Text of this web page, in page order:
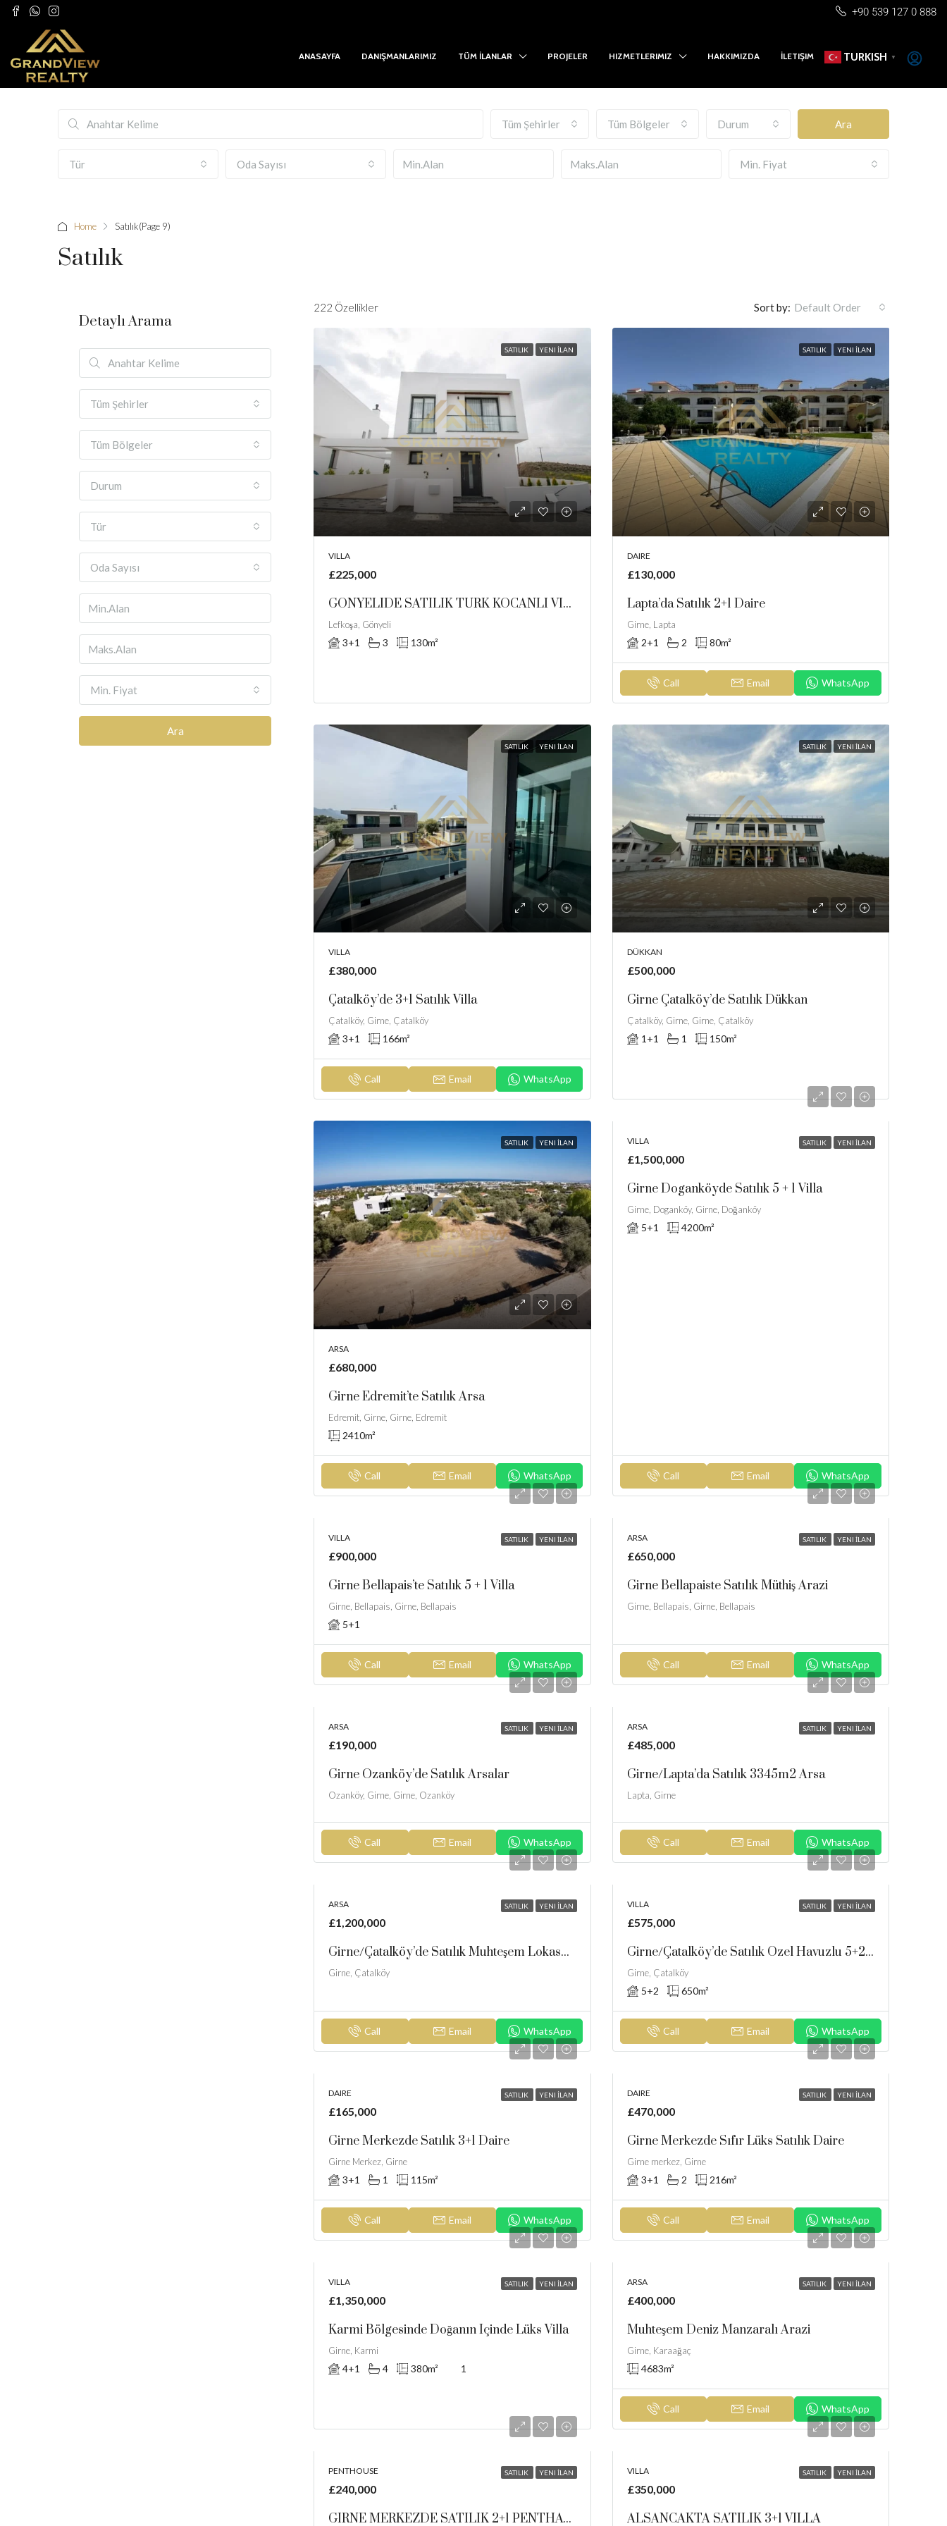
+90 539 127 0 888
ANASAYFA DANIŞMANLARIMIZ TÜM İLANLAR PROJELER HIZMETLERIMIZ HAKKIMIZDA İLETIŞIM TURKISH ▼
Tüm Şehirler Tüm Bölgeler Durum Ara
Tür Oda Sayısı Min. Fiyat
Home Satılık(Page 9)
Satılık
222 Özellikler Sort by: Default Order
SATILIK YENI İLAN
VILLA
£225,000
GONYELIDE SATILIK TURK KOCANLI VILLALAR
Lefkoşa, Gönyeli
3+1 3 130m²
SATILIK YENI İLAN
DAIRE
£130,000
Lapta’da Satılık 2+1 Daire
Girne, Lapta
2+1 2 80m²
Call Email WhatsApp
SATILIK YENI İLAN
VILLA
£380,000
Çatalköy’de 3+1 Satılık Villa
Çatalköy, Girne, Çatalköy
3+1 166m²
Call Email WhatsApp
SATILIK YENI İLAN
DÜKKAN
£500,000
Girne Çatalköy’de Satılık Dükkan
Çatalköy, Girne, Girne, Çatalköy
1+1 1 150m²
SATILIK YENI İLAN
ARSA
£680,000
Girne Edremit’te Satılık Arsa
Edremit, Girne, Girne, Edremit
2410m²
Call Email WhatsApp
SATILIK YENI İLAN
VILLA
£1,500,000
Girne Doganköyde Satılık 5 + 1 Villa
Girne, Doganköy, Girne, Doğanköy
5+1 4200m²
Call Email WhatsApp
SATILIK YENI İLAN
VILLA
£900,000
Girne Bellapais’te Satılık 5 + 1 Villa
Girne, Bellapais, Girne, Bellapais
5+1
Call Email WhatsApp
SATILIK YENI İLAN
ARSA
£650,000
Girne Bellapaiste Satılık Müthiş Arazi
Girne, Bellapais, Girne, Bellapais
Call Email WhatsApp
SATILIK YENI İLAN
ARSA
£190,000
Girne Ozanköy’de Satılık Arsalar
Ozanköy, Girne, Girne, Ozanköy
Call Email WhatsApp
SATILIK YENI İLAN
ARSA
£485,000
Girne/Lapta’da Satılık 3345m2 Arsa
Lapta, Girne
Call Email WhatsApp
SATILIK YENI İLAN
ARSA
£1,200,000
Girne/Çatalköy’de Satılık Muhteşem Lokasyon Satılık 6 Dönüm Arazi
Girne, Çatalköy
Call Email WhatsApp
SATILIK YENI İLAN
VILLA
£575,000
Girne/Çatalköy’de Satılık Özel Havuzlu 5+2 Villa
Girne, Çatalköy
5+2 650m²
Call Email WhatsApp
SATILIK YENI İLAN
DAIRE
£165,000
Girne Merkezde Satılık 3+1 Daire
Girne Merkez, Girne
3+1 1 115m²
Call Email WhatsApp
SATILIK YENI İLAN
DAIRE
£470,000
Girne Merkezde Sıfır Lüks Satılık Daire
Girne merkez, Girne
3+1 2 216m²
Call Email WhatsApp
SATILIK YENI İLAN
VILLA
£1,350,000
Karmi Bölgesinde Doğanın Içinde Lüks Villa
Girne, Karmi
4+1 4 380m² 1
SATILIK YENI İLAN
ARSA
£400,000
Muhteşem Deniz Manzaralı Arazi
Girne, Karaağaç
4683m²
Call Email WhatsApp
SATILIK YENI İLAN
PENTHOUSE
£240,000
GIRNE MERKEZDE SATILIK 2+1 PENTHAUSE DAIRE
SATILIK YENI İLAN
VILLA
£350,000
ALSANCAKTA SATILIK 3+1 VILLA
Detaylı Arama
Tüm Şehirler
Tüm Bölgeler
Durum
Tür
Oda Sayısı
Min. Fiyat
Ara